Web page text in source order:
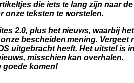
die iets te lang zijn naar
onze teksten te worstelen.
2.0, plus het nieuws, waarbij
bescheiden mening. Vergeet
uitgebracht heeft. Het uitstel is
misschien kan overhalen.
goede komen!